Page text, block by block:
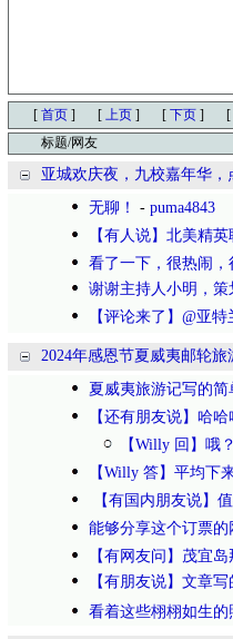
[ 首页 ] [ 上页 ] [ 下页 ] [
标题/网友
亚城欢庆夜，九校嘉年华
无聊！
- puma4843
【有人说】北美精
看了一下，很热闹
谢谢主持人小明，
【评论来了】@亚
2024年感恩节夏威夷邮轮旅
夏威夷旅游记写的
【还有朋友说】哈
【Willy 回】哦
【Willy 答】平均下
【有国内朋友说】
能够分享这个订票
【有网友问】茂宜
【有朋友说】文章
看着这些栩栩如生